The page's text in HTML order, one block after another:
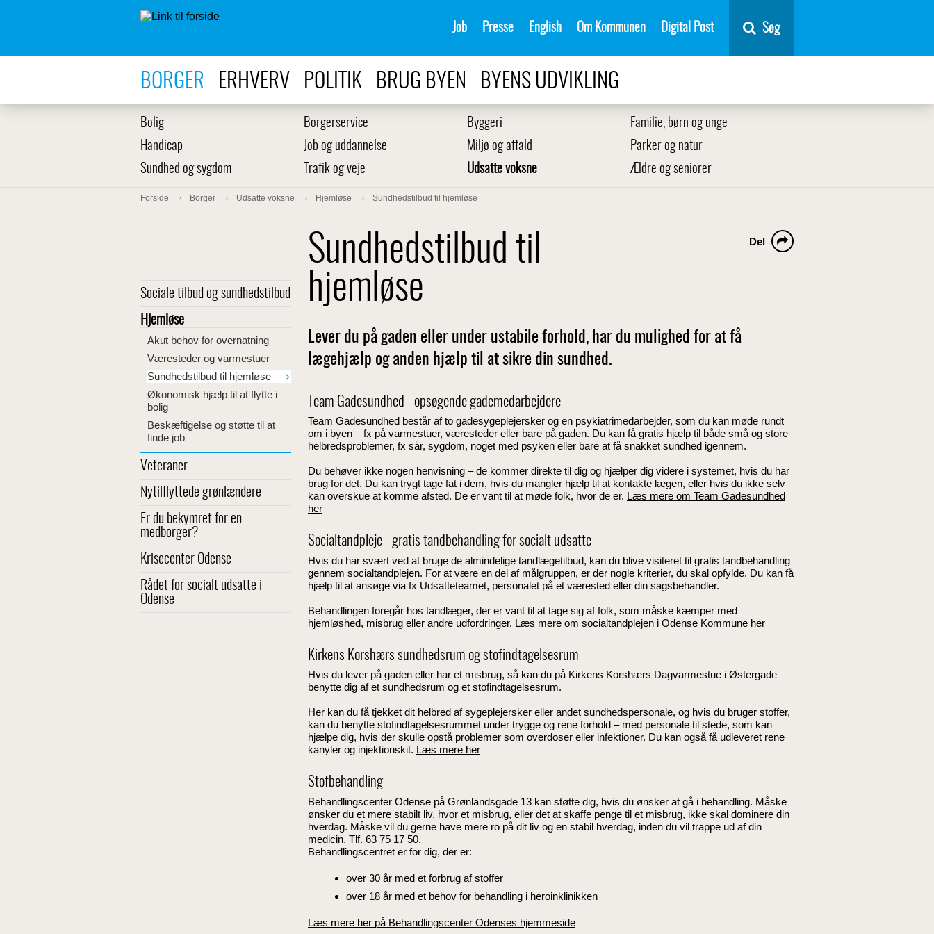
Job Presse English Om Kommunen Digital Post Søg
BORGER ERHVERV POLITIK BRUG BYEN BYENS UDVIKLING
Bolig Borgerservice Byggeri
Familie, børn og unge
Handicap
Job og uddannelse Miljø og affald
Parker og natur
Sundhed og sygdom
Trafik og veje Udsatte voksne Ældre og seniorer
Forside Borger Udsatte voksne Hjemløse Sundhedstilbud til hjemløse
Sociale tilbud og sundhedstilbud
Hjemløse
Akut behov for overnatning
Væresteder og varmestuer
Sundhedstilbud til hjemløse
Økonomisk hjælp til at flytte i
bolig
Beskæftigelse og støtte til at
finde job
Veteraner
Nytilflyttede grønlændere
Er du bekymret for en
medborger?
Krisecenter Odense
Rådet for socialt udsatte i
Odense
Sundhedstilbud til
hjemløse
Del
Lever du på gaden eller under ustabile forhold, har du mulighed for at få
lægehjælp og anden hjælp til at sikre din sundhed.
Team Gadesundhed - opsøgende gademedarbejdere
Team Gadesundhed består af to gadesygeplejersker og en psykiatrimedarbejder, som du kan møde rundt
om i byen – fx på varmestuer, væresteder eller bare på gaden. Du kan få gratis hjælp til både små og store
helbredsproblemer, fx sår, sygdom, noget med psyken eller bare at få snakket sundhed igennem.
Du behøver ikke nogen henvisning – de kommer direkte til dig og hjælper dig videre i systemet, hvis du har
brug for det. Du kan trygt tage fat i dem, hvis du mangler hjælp til at kontakte lægen, eller hvis du ikke selv
kan overskue at komme afsted. De er vant til at møde folk, hvor de er. Læs mere om Team Gadesundhed
her
Socialtandpleje - gratis tandbehandling for socialt udsatte
Hvis du har svært ved at bruge de almindelige tandlægetilbud, kan du blive visiteret til gratis tandbehandling
gennem socialtandplejen. For at være en del af målgruppen, er der nogle kriterier, du skal opfylde. Du kan få
hjælp til at ansøge via fx Udsatteteamet, personalet på et værested eller din sagsbehandler.
Behandlingen foregår hos tandlæger, der er vant til at tage sig af folk, som måske kæmper med
hjemløshed, misbrug eller andre udfordringer. Læs mere om socialtandplejen i Odense Kommune her
Kirkens Korshærs sundhedsrum og stofindtagelsesrum
Hvis du lever på gaden eller har et misbrug, så kan du på Kirkens Korshærs Dagvarmestue i Østergade
benytte dig af et sundhedsrum og et stofindtagelsesrum.
Her kan du få tjekket dit helbred af sygeplejersker eller andet sundhedspersonale, og hvis du bruger stoffer,
kan du benytte stofindtagelsesrummet under trygge og rene forhold – med personale til stede, som kan
hjælpe dig, hvis der skulle opstå problemer som overdoser eller infektioner. Du kan også få udleveret rene
kanyler og injektionskit. Læs mere her
Stofbehandling
Behandlingscenter Odense på Grønlandsgade 13 kan støtte dig, hvis du ønsker at gå i behandling. Måske
ønsker du et mere stabilt liv, hvor et misbrug, eller det at skaffe penge til et misbrug, ikke skal dominere din
hverdag. Måske vil du gerne have mere ro på dit liv og en stabil hverdag, inden du vil trappe ud af din
medicin. Tlf. 63 75 17 50.
Behandlingscentret er for dig, der er:
over 30 år med et forbrug af stoffer
over 18 år med et behov for behandling i heroinklinikken
Læs mere her på Behandlingscenter Odenses hjemmeside